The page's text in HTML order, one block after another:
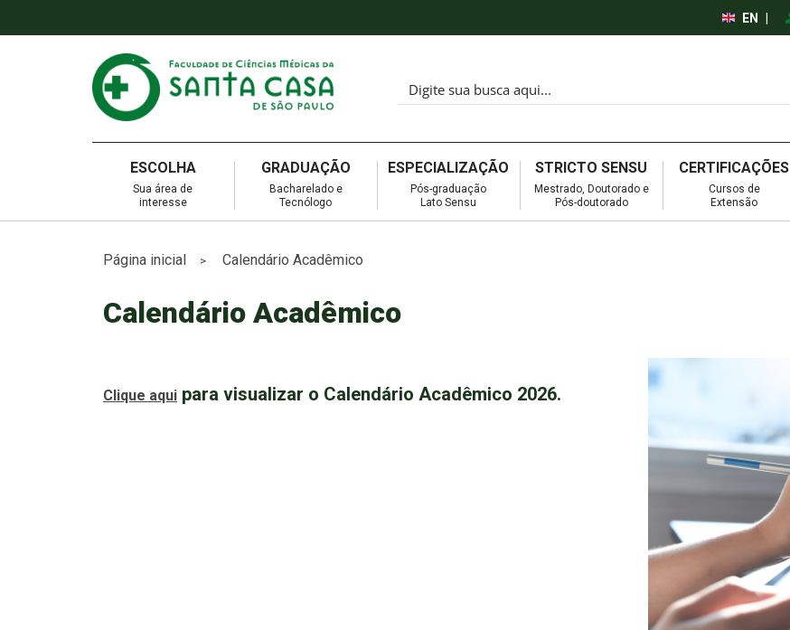
EN
ESCOLHA
Sua área de
interesse
GRADUAÇÃO
Bacharelado e
Tecnólogo
ESPECIALIZAÇÃO
Pós-graduação
Lato Sensu
STRICTO SENSU
Mestrado, Doutorado e
Pós-doutorado
CERTIFICAÇÕES
Cursos de
Extensão
Página inicial > Calendário Acadêmico
Calendário Acadêmico
Clique aqui para visualizar o Calendário Acadêmico 2026.